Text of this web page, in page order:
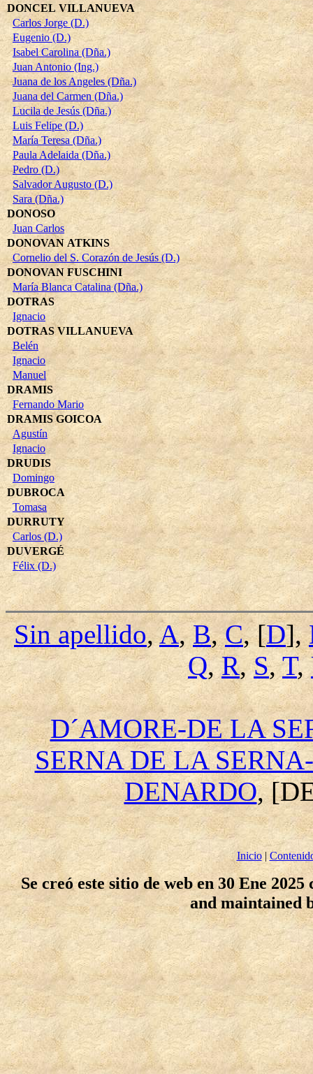
DONCEL VILLANUEVA
Carlos Jorge (D.)
Eugenio (D.)
Isabel Carolina (Dña.)
Juan Antonio (Ing.)
Juana de los Angeles (Dña.)
Juana del Carmen (Dña.)
Lucila de Jesús (Dña.)
Luis Felipe (D.)
María Teresa (Dña.)
Paula Adelaida (Dña.)
Pedro (D.)
Salvador Augusto (D.)
Sara (Dña.)
DONOSO
Juan Carlos
DONOVAN ATKINS
Cornelio del S. Corazón de Jesús (D.)
DONOVAN FUSCHINI
María Blanca Catalina (Dña.)
DOTRAS
Ignacio
DOTRAS VILLANUEVA
Belén
Ignacio
Manuel
DRAMIS
Fernando Mario
DRAMIS GOICOA
Agustín
Ignacio
DRUDIS
Domingo
DUBROCA
Tomasa
DURRUTY
Carlos (D.)
DUVERGÉ
Félix (D.)
Sin apellido,A,B,C, [D],
Q,R,S,T,
D´AMORE-DE LA
SERNA DE LA
DENARDO,
Inicio|
Se creó este sitio de web en 30 Ene 2025
and maintained